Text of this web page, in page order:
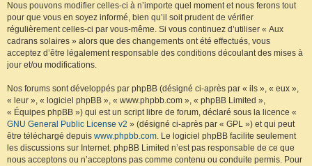
Nous pouvons modifier celles-ci à n’importe quel moment et nous ferons tout
pour que vous en soyez informé, bien qu’il soit prudent de vérifier
régulièrement celles-ci par vous-même. Si vous continuez d’utiliser « Aux
cadrans solaires » alors que des changements ont été effectués, vous
acceptez d’être légalement responsable des conditions découlant des mises à
jour et/ou modifications.
Nos forums sont développés par phpBB (désigné ci-après par « ils », « eux »,
« leur », « logiciel phpBB », « www.phpbb.com », « phpBB Limited »,
« Équipes phpBB ») qui est un script libre de forum, déclaré sous la licence «
GNU General Public License v2 » (désigné ci-après par « GPL ») et qui peut
être téléchargé depuis www.phpbb.com. Le logiciel phpBB facilite seulement
les discussions sur Internet. phpBB Limited n’est pas responsable de ce que
nous acceptons ou n’acceptons pas comme contenu ou conduite permis. Pour